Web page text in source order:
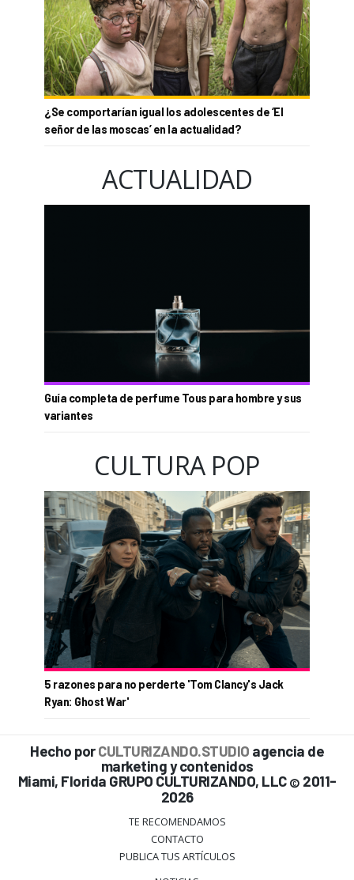
¿Se comportarían igual los adolescentes de ‘El
señor de las moscas’ en la actualidad?
ACTUALIDAD
Guía completa de perfume Tous para hombre y sus
variantes
CULTURA POP
5 razones para no perderte 'Tom Clancy's Jack
Ryan: Ghost War'
Hecho porCULTURIZANDO.STUDIO agencia de
marketing y contenidos
Miami, Florida GRUPO CULTURIZANDO, LLC © 2011-
2026
TE RECOMENDAMOS
CONTACTO
PUBLICA TUS ARTÍCULOS